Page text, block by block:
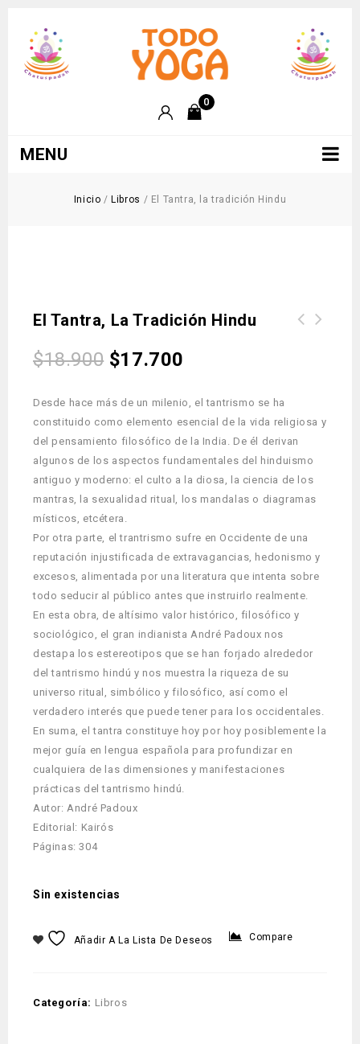
0
MENU
Inicio /Libros / El Tantra, la tradición Hindu
El Tantra, La Tradición Hindu
$18.900 $17.700
Desde hace más de un milenio, el tantrismo se ha
constituido como elemento esencial de la vida religiosa y
del pensamiento filosófico de la India. De él derivan
algunos de los aspectos fundamentales del hinduismo
antiguo y moderno: el culto a la diosa, la ciencia de los
mantras, la sexualidad ritual, los mandalas o diagramas
místicos, etcétera.
Por otra parte, el trantrismo sufre en Occidente de una
reputación injustificada de extravagancias, hedonismo y
excesos, alimentada por una literatura que intenta sobre
todo seducir al público antes que instruirlo realmente.
En esta obra, de altísimo valor histórico, filosófico y
sociológico, el gran indianista André Padoux nos
destapa los estereotipos que se han forjado alrededor
del tantrismo hindú y nos muestra la riqueza de su
universo ritual, simbólico y filosófico, así como el
verdadero interés que puede tener para los occidentales.
En suma, el tantra constituye hoy por hoy posiblemente la
mejor guía en lengua española para profundizar en
cualquiera de las dimensiones y manifestaciones
prácticas del tantrismo hindú.
Autor: André Padoux
Editorial: Kairós
Páginas: 304
Sin existencias
Añadir A La Lista De Deseos Compare
Categoría: Libros